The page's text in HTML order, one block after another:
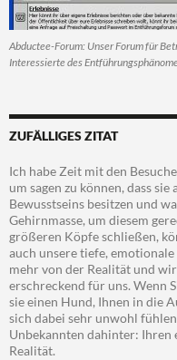
Abductee-Forum: Unser Forum für
Interessierte des
ZUFÄLLIGES ZITAT
Ich habe Zeit mit den
um sagen zu können, dass
Bewusstseins besitzen und
Gehirnmasse, um diesem
größeren Köpfe schließen,
auch unsere tiefe, emotionale
mehr von der Realität und
erschreckend für uns. Wenn
sie einen Hund, Ihnen in die
sich dabei sehr unwohl
Unbekannten dahinter:
Realität.